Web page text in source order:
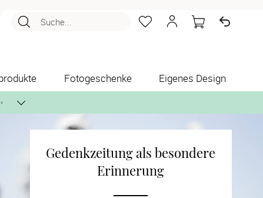
Suche...
Fotogeschenke Eigenes Design
per Post zusenden.
Gedenkzeitung als besondere
Erinnerung